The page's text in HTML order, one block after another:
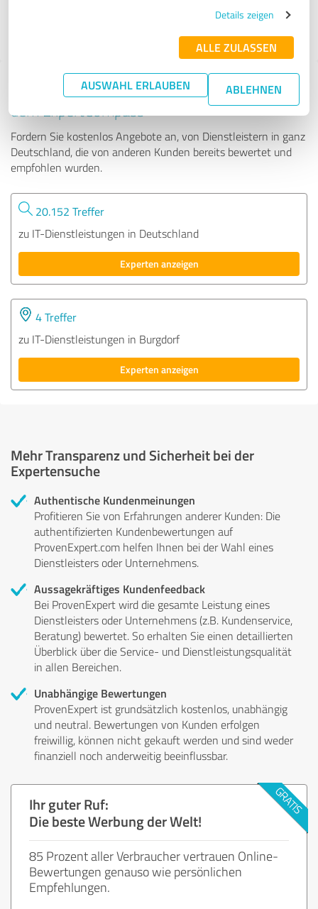
Details zeigen
ALLE ZULASSEN
AUSWAHL ERLAUBEN ABLEHNEN
Tipp: Die passenden Experten finden - mit
dem ExpertCompass
Fordern Sie kostenlos Angebote an, von Dienstleistern in ganz
Deutschland, die von anderen Kunden bereits bewertet und
empfohlen wurden.
20.152 Treffer
zu IT-Dienstleistungen in Deutschland
Experten anzeigen
4 Treffer
zu IT-Dienstleistungen in Burgdorf
Experten anzeigen
Mehr Transparenz und Sicherheit bei der
Expertensuche
Authentische Kundenmeinungen
Profitieren Sie von Erfahrungen anderer Kunden: Die
authentifizierten Kundenbewertungen auf
ProvenExpert.com helfen Ihnen bei der Wahl eines
Dienstleisters oder Unternehmens.
Aussagekräftiges Kundenfeedback
Bei ProvenExpert wird die gesamte Leistung eines
Dienstleisters oder Unternehmens (z.B. Kundenservice,
Beratung) bewertet. So erhalten Sie einen detaillierten
Überblick über die Service- und Dienstleistungsqualität
in allen Bereichen.
Unabhängige Bewertungen
ProvenExpert ist grundsätzlich kostenlos, unabhängig
und neutral. Bewertungen von Kunden erfolgen
freiwillig, können nicht gekauft werden und sind weder
finanziell noch anderweitig beeinflussbar.
Ihr guter Ruf:
Die beste Werbung der Welt!
85 Prozent aller Verbraucher vertrauen Online-
Bewertungen genauso wie persönlichen
Empfehlungen.